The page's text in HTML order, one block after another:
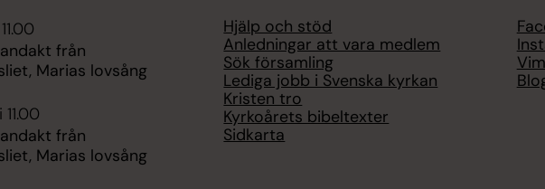
från
Marias lovsång
från
Marias lovsång
Hjälp och stöd
Anledningar att vara medlem
Sök församling
Lediga jobb i Svenska kyrkan
Kristen tro
Kyrkoårets bibeltexter
Sidkarta